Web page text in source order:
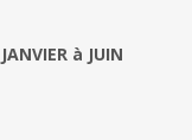
JANVIER à JUIN